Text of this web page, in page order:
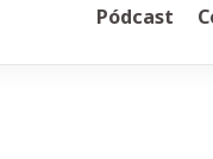
Pódcast